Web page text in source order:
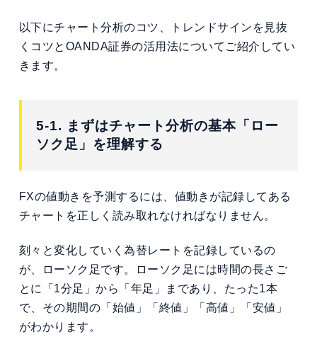
以下にチャート分析のコツ、トレンドサインを見抜
くコツとOANDA証券の活用法についてご紹介してい
きます。
5-1. まずはチャート分析の基本「ロー
ソク足」を理解する
FXの値動きを予測するには、値動きが記録してある
チャートを正しく読み取れなければなりません。
刻々と変化していく為替レートを記録しているの
が、ローソク足です。ローソク足には時間の長さご
とに「1分足」から「年足」まであり、たった1本
で、その期間の「始値」「終値」「高値」「安値」
がわかります。